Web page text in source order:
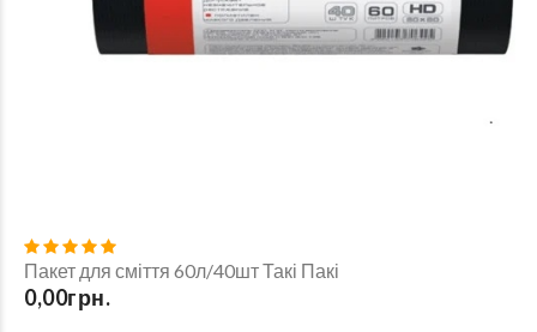
Пакет для сміття 60л/40шт Такі Пакі
0,00грн.